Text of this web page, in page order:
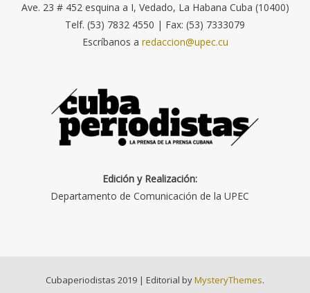
Ave. 23 # 452 esquina a I, Vedado, La Habana Cuba (10400)
Telf. (53) 7832 4550 | Fax: (53) 7333079
Escríbanos a redaccion@upec.cu
Edición y Realización:
Departamento de Comunicación de la UPEC
Cubaperiodistas 2019 | Editorial byMysteryThemes.